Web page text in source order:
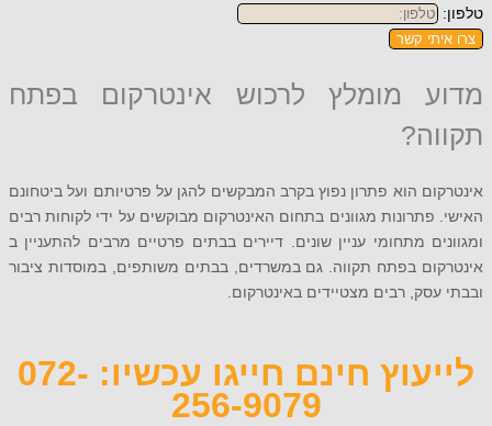
קשר
מומלץ לרכוש אינטרקום בפתח
הוא פתרון נפוץ בקרב המבקשים להגן על פרטיותם ועל ביטחונם
מגוונים בתחום האינטרקום מבוקשים על ידי לקוחות רבים
מתחומי עניין שונים. דיירים בבתים פרטיים מרבים להתעניין ב
בפתח תקווה. גם במשרדים, בבתים משותפים, במוסדות ציבור
רבים מצטיידים באינטרקום.
לייעוץ חינם חייגו עכשיו: 072-
256-9079